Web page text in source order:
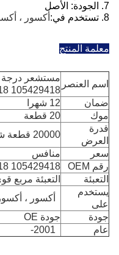
7. الجودة: الأصل
8. تستخدم في:
أكسور ،
معلمة المنتج
اسم العنصر
105429418
ضمان
12 شهرا
موك
20 قطعة
قدرة
العرض
20000 قطعة شهريا
سعر
منافس
رقم OEM
105429418
التعبئة
التعبئة مربع
يستخدم
على
أكسور ، أكسور
جودة
جودة OE
عام
2001-